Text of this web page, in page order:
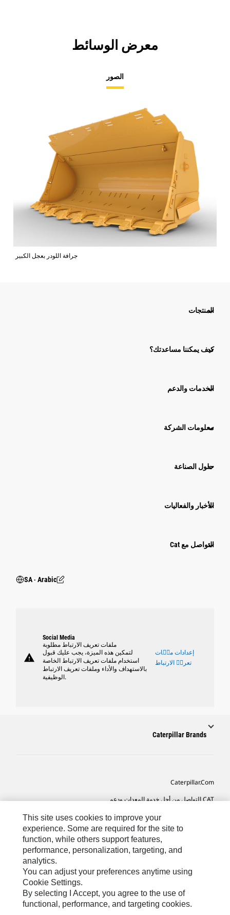
معرض الوسائط
الصور
جرافة اللودر بعجل الكبير
المنتجات
كيف يمكننا مساعدتك؟
الخدمات والدعم
معلومات الشركة
حلول الصناعة
الأخبار والفعاليات
التواصل مع Cat
SA ‧ Arabic
warning
Social Media
ملفات تعريف الارتباط مطلوبة
لتمكين هذه الميزة، يجب عليك قبول
استخدام ملفات تعريف الارتباط الخاصة
بالاستهداف والأداء وملفات تعريف الارتباط
الوظيفية.
إعدادات ملٝات
تعريٝ الارتباط
Caterpillar Brands
Caterpillar.com
CAT التواصل من أجل خدمة المعدات ودعم
تفضيلات التسويق الخاصة بي
خريطة الموقع
Cookie Settings
This site uses cookies to improve your
experience. Some are required for the site to
function, while others support features,
performance, personalization, targeting, and
analytics.
You can adjust your preferences anytime using
Cookie Settings.
By selecting I Accept, you agree to the use of
functional, performance, and targeting cookies.